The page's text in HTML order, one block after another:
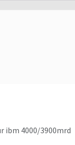
ibm 4000/3900mrd